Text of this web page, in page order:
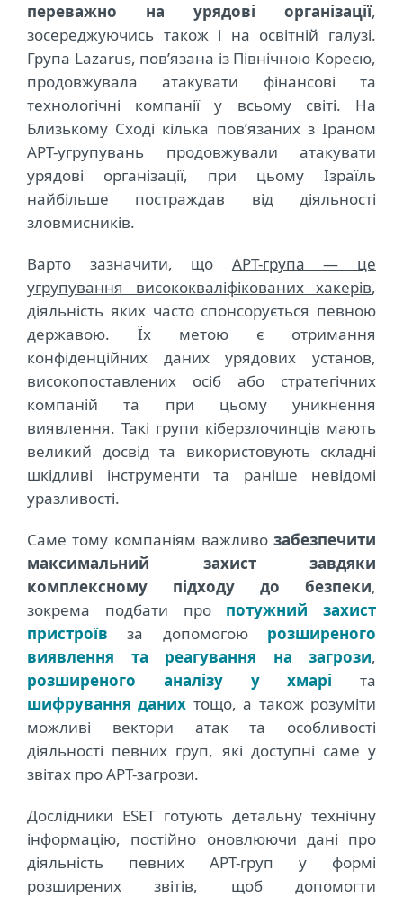
переважно на урядові організації,
зосереджуючись також і на освітній галузі.
Група Lazarus, пов’язана із Північною Кореєю,
продовжувала атакувати фінансові та
технологічні компанії у всьому світі. На
Близькому Сході кілька пов’язаних з Іраном
APT-угрупувань продовжували атакувати
урядові організації, при цьому Ізраїль
найбільше постраждав від діяльності
зловмисників.
Варто зазначити, що APT-група ― це
угрупування висококваліфікованих хакерів,
діяльність яких часто спонсорується певною
державою. Їх метою є отримання
конфіденційних даних урядових установ,
високопоставлених осіб або стратегічних
компаній та при цьому уникнення
виявлення. Такі групи кіберзлочинців мають
великий досвід та використовують складні
шкідливі інструменти та раніше невідомі
уразливості.
Cаме тому компаніям важливо забезпечити
максимальний захист завдяки
комплексному підходу до безпеки,
зокрема подбати про потужний захист
пристроїв за допомогою розширеного
виявлення та реагування на загрози,
розширеного аналізу у хмарі та
шифрування даних тощо, а також розуміти
можливі вектори атак та особливості
діяльності певних груп, які доступні саме у
звітах про APT-загрози.
Дослідники ESET готують детальну технічну
інформацію, постійно оновлюючи дані про
діяльність певних APT-груп у формі
розширених звітів, щоб допомогти